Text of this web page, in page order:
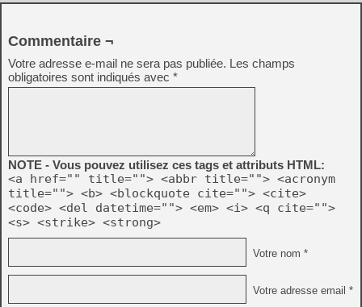
Commentaire ¬
Votre adresse e-mail ne sera pas publiée. Les champs
obligatoires sont indiqués avec *
NOTE - Vous pouvez utilisez ces tags et attributs HTML:
<a href="" title=""> <abbr title=""> <acronym
title=""> <b> <blockquote cite=""> <cite>
<code> <del datetime=""> <em> <i> <q cite="">
<s> <strike> <strong>
Votre nom *
Votre adresse email *